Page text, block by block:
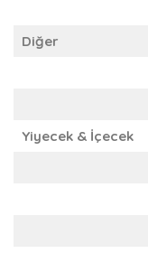
Diğer
Yiyecek & İçecek